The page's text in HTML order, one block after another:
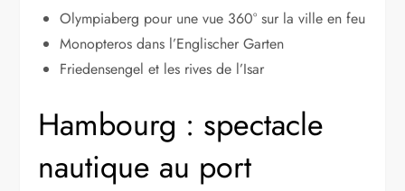
Olympiaberg pour une vue 360° sur la ville en feu
Monopteros dans l’Englischer Garten
Friedensengel et les rives de l’Isar
Hambourg : spectacle
nautique au port